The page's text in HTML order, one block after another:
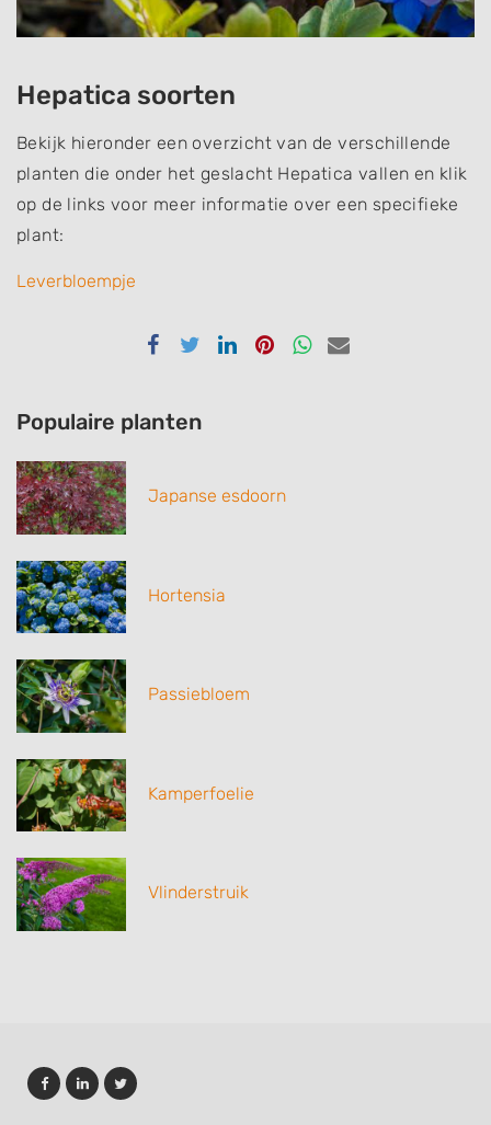
Hepatica soorten
Bekijk hieronder een overzicht van de verschillende
planten die onder het geslacht Hepatica vallen en klik
op de links voor meer informatie over een specifieke
plant:
Leverbloempje
DelenDelenDelenDelenDelenDelen
Populaire planten
Japanse esdoorn
Hortensia
Passiebloem
Kamperfoelie
Vlinderstruik